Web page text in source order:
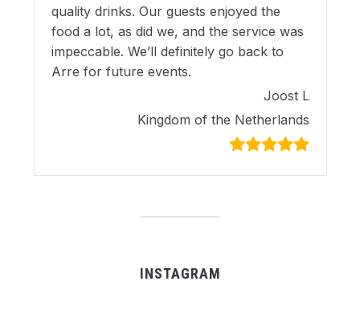
quality drinks. Our guests enjoyed the
food a lot, as did we, and the service was
impeccable. We’ll definitely go back to
Arre for future events.
Joost L
Kingdom of the Netherlands
INSTAGRAM